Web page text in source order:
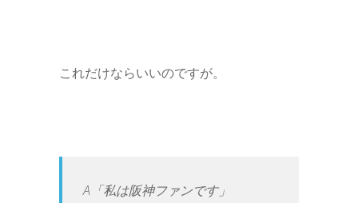
これだけならいいのですが。
A「私は阪神ファンです」